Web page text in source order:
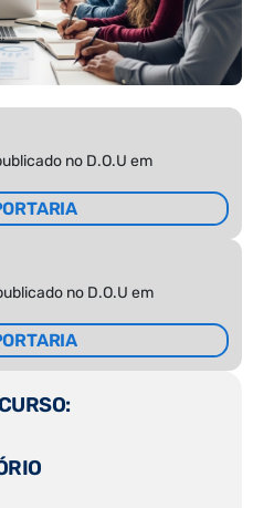
no D.O.U em
no D.O.U em